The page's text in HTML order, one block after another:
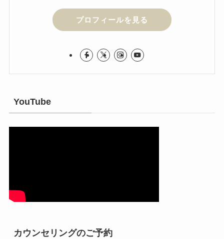
プロフィールを見る
YouTube
カウンセリングのご予約